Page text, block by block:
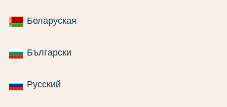
Беларуская
Български
Русский